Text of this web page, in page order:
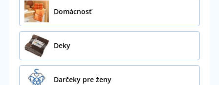
Domácnosť
Deky
Darčeky pre ženy